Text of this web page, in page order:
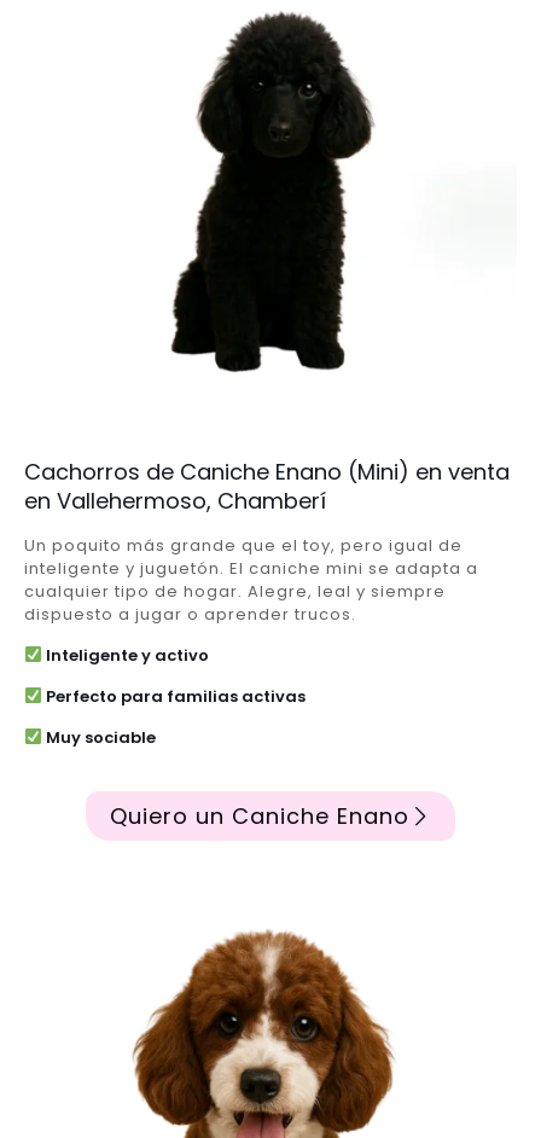
Cachorros de Caniche Enano (Mini) en venta
en Vallehermoso, Chamberí
Un poquito más grande que el toy, pero igual de
inteligente y juguetón. El caniche mini se adapta a
cualquier tipo de hogar. Alegre, leal y siempre
dispuesto a jugar o aprender trucos.
Inteligente y activo
Perfecto para familias activas
Muy sociable
Quiero un Caniche Enano